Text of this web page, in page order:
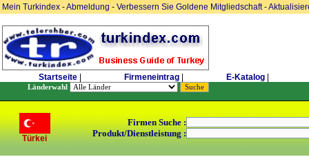
Mein Turkindex -Abmeldung- Verbessern Sie Goldene Mitgliedschaft-
Startseite Firmeneintrag E-Katalog
Länderwahl
Türkei
Firmen Suche :
Produkt/Dienstleistung :